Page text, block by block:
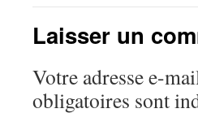
Laisser un
Votre adresse e-
obligatoires sont